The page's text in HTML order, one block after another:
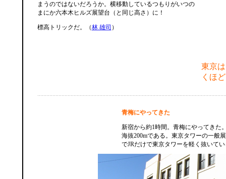
東京
くほ
まうのではないだろうか。横移動しているつもりがいつの
まにか六本木ヒルズ展望台（と同じ高さ）に！
標高トリックだ。（林 雄司 ）
青梅にやってきた
新宿から約1時間。青梅にやってきた
海抜200mである。東京タワーの一般
でJRだけで東京タワーを軽く抜いて